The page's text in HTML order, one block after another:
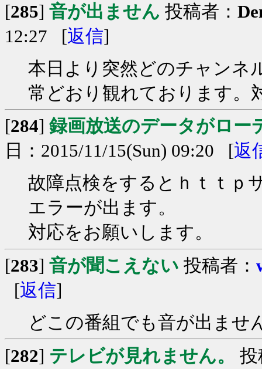
[285] 音が出ません 投稿者：
12:27 [返信]
本日より突然どのチャンネ
常どおり観れております。
[284] 録画放送のデータがロー
日：2015/11/15(Sun) 09:20 [返
故障点検をするとｈｔｔｐ
エラーが出ます。
対応をお願いします。
[283] 音が聞こえない 投稿者：
[返信]
どこの番組でも音が出ませ
[282] テレビが見れません。
投